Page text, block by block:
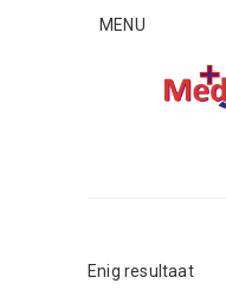
MENU
Enig resultaat